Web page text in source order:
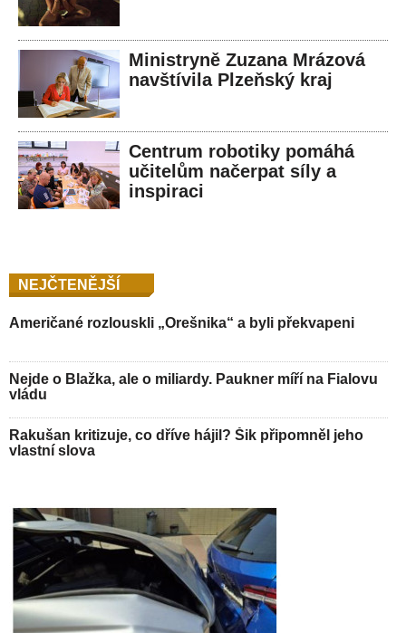
Ministryně Zuzana Mrázová
navštívila Plzeňský kraj
Centrum robotiky pomáhá
učitelům načerpat síly a
inspiraci
NEJČTENĚJŠÍ
Američané rozlouskli „Orešnika“ a byli překvapeni
Nejde o Blažka, ale o miliardy. Paukner míří na Fialovu
vládu
Rakušan kritizuje, co dříve hájil? Šik připomněl jeho
vlastní slova